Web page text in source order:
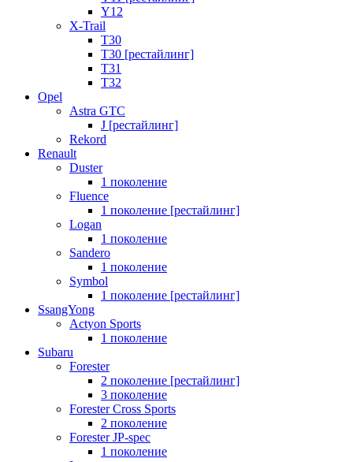
Y12
X-Trail
T30
T30 [рестайлинг]
T31
T32
Opel
Astra GTC
J [рестайлинг]
Rekord
Renault
Duster
1 поколение
Fluence
1 поколение [рестайлинг]
Logan
1 поколение
Sandero
1 поколение
Symbol
1 поколение [рестайлинг]
SsangYong
Actyon Sports
1 поколение
Subaru
Forester
2 поколение [рестайлинг]
3 поколение
Forester Cross Sports
2 поколение
Forester JP-spec
1 поколение